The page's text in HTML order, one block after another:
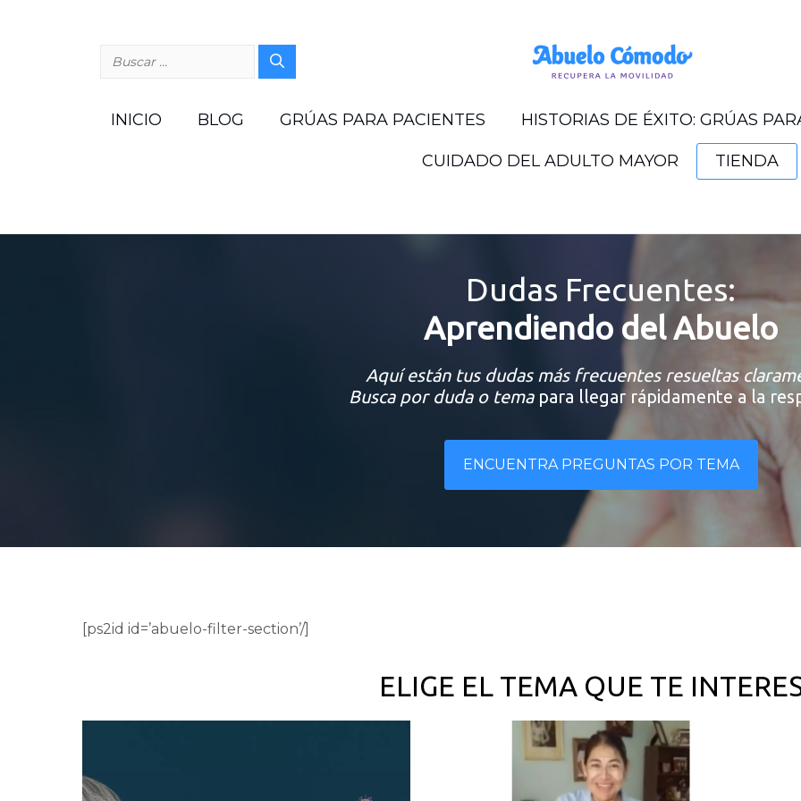
Buscar:
INICIO BLOG GRÚAS PARA PACIENTES HISTORIAS DE ÉXITO: GRÚAS
CUIDADO DEL ADULTO MAYOR TIENDA
Dudas Frecuentes:
Aprendiendo del Abuelo
Aquí están tus dudas más frecuentes resueltas
Busca por duda o tema para llegar rápidamente a la
ENCUENTRA PREGUNTAS POR TEMA
[ps2id id=’abuelo-filter-section’/]
ELIGE EL TEMA QUE TE